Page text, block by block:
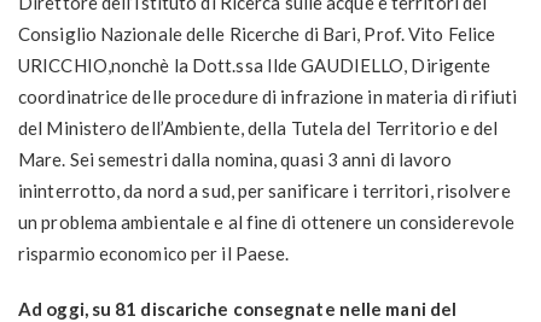
Consiglio Nazionale delle Ricerche di Bari, Prof. Vito Felice
URICCHIO,nonchè la Dott.ssa Ilde GAUDIELLO, Dirigente
coordinatrice delle procedure di infrazione in materia di rifiuti
del Ministero dell’Ambiente, della Tutela del Territorio e del
Mare. Sei semestri dalla nomina, quasi 3 anni di lavoro
ininterrotto, da nord a sud, per sanificare i territori, risolvere
un problema ambientale e al fine di ottenere un considerevole
risparmio economico per il Paese.
Ad oggi, su 81 discariche consegnate nelle mani del